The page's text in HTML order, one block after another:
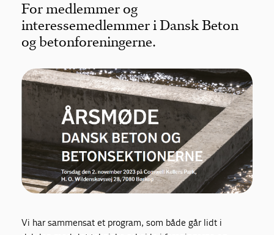
For medlemmer og
interessemedlemmer i Dansk Beton
og betonforeningerne.
Vi har sammensat et program, som både går lidt i